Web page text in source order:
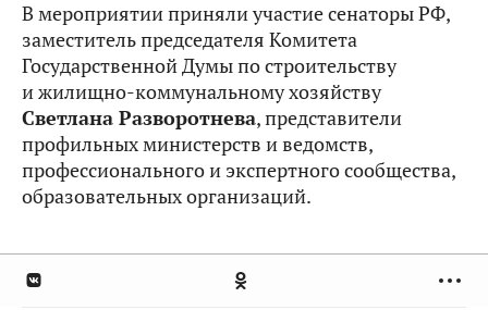
В мероприятии приняли участие сенаторы РФ,
заместитель председателя Комитета
Государственной Думы по строительству
и жилищно-коммунальному хозяйству
Светлана Разворотнева, представители
профильных министерств и ведомств,
профессионального и экспертного сообщества,
образовательных организаций.